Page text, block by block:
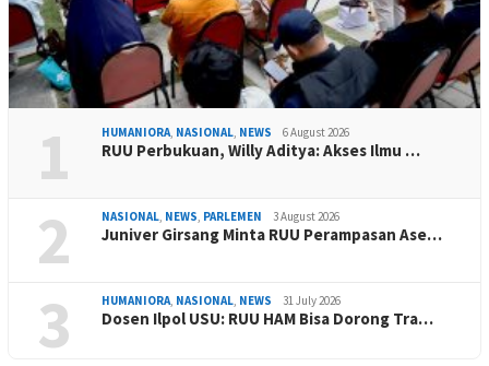
1 HUMANIORA, NASIONAL, NEWS 6 August 2026
RUU Perbukuan, Willy Aditya: Akses Ilmu …
2 NASIONAL, NEWS, PARLEMEN 3 August 2026
Juniver Girsang Minta RUU Perampasan Ase…
3 HUMANIORA, NASIONAL, NEWS 31 July 2026
Dosen Ilpol USU: RUU HAM Bisa Dorong Tra…